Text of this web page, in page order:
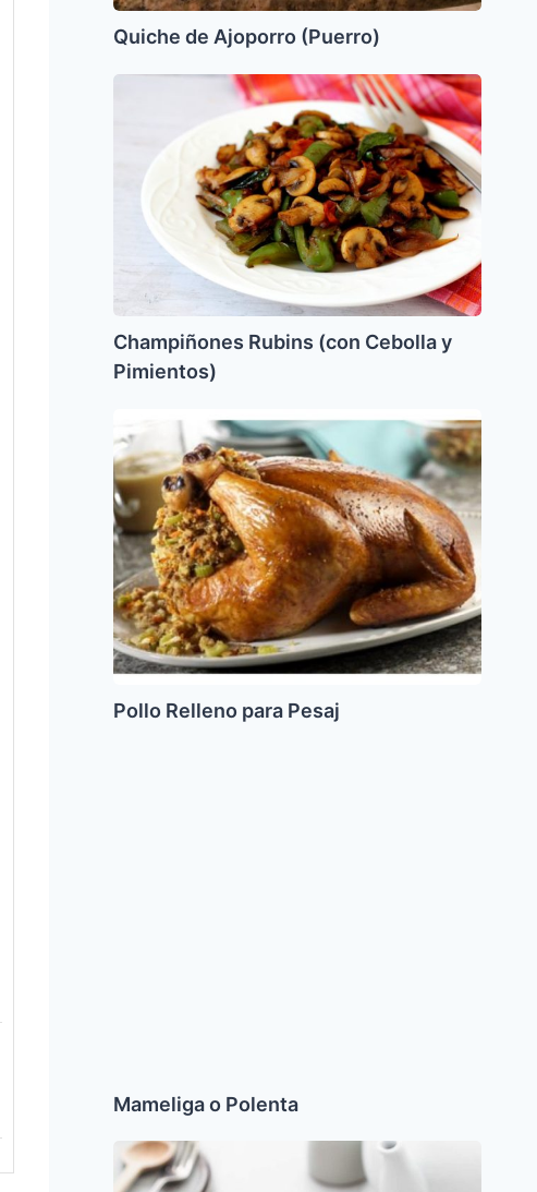
Quiche de Ajoporro (Puerro)
Pimientos)
Champiñones Rubins (con Cebolla y
Pimientos)
Relleno
para
Pesaj
Pollo Relleno para Pesaj
Mameliga o Polenta
Torta
de